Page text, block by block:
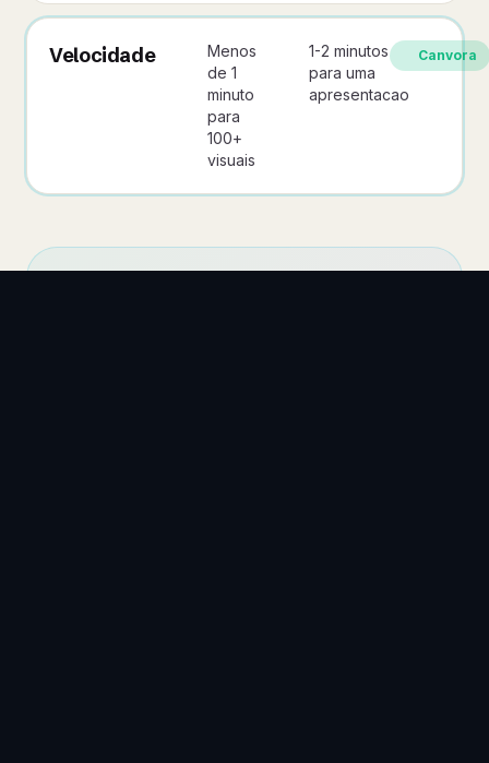
Velocidade
Menos
de 1
minuto
para
100+
visuais
1-2 minutos
para uma
apresentacao
Canvora